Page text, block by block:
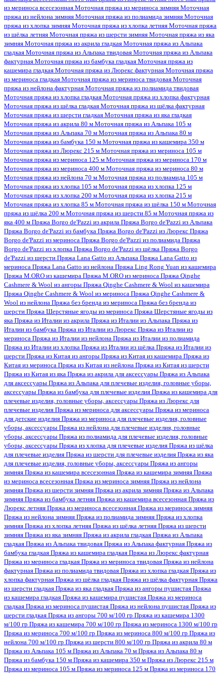
из мериноса всесезонная Моточная пряжа из мериноса зимняя Моточная
пряжа из нейлона зимняя Моточная пряжа из полиамида зимняя Моточная
пряжа из хлопка зимняя Моточная пряжа из хлопка летняя Моточная пряжа
из шёлка летняя Моточная пряжа из шерсти зимняя Моточная пряжа из яка
зимняя Моточная пряжа из акрила гладкая Моточная пряжа из Альпака
гладкая Моточная пряжа из Альпака твидовая Моточная пряжа из Альпака
фактурная Моточная пряжа из бамбука гладкая Моточная пряжа из
кашемира гладкая Моточная пряжа из Люрекс фактурная Моточная пряжа
из мериноса гладкая Моточная пряжа из мериноса твидовая Моточная
пряжа из нейлона фактурная Моточная пряжа из полиамида твидовая
Моточная пряжа из хлопка гладкая Моточная пряжа из хлопка фактурная
Моточная пряжа из шёлка гладкая Моточная пряжа из шёлка фактурная
Моточная пряжа из шерсти гладкая Моточная пряжа из яка гладкая
Моточная пряжа из акрила 80 м Моточная пряжа из Альпака 105 м
Моточная пряжа из Альпака 70 м Моточная пряжа из Альпака 80 м
Моточная пряжа из бамбука 150 м Моточная пряжа из кашемира 350 м
Моточная пряжа из Люрекс 215 м Моточная пряжа из мериноса 105 м
Моточная пряжа из мериноса 125 м Моточная пряжа из мериноса 170 м
Моточная пряжа из мериноса 400 м Моточная пряжа из мериноса 80 м
Моточная пряжа из нейлона 70 м Моточная пряжа из полиамида 105 м
Моточная пряжа из хлопка 105 м Моточная пряжа из хлопка 125 м
Моточная пряжа из хлопка 200 м Моточная пряжа из хлопка 215 м
Моточная пряжа из хлопка 85 м Моточная пряжа из шёлка 150 м Моточная
пряжа из шёлка 200 м Моточная пряжа из шерсти 85 м Моточная пряжа из
яка 400 м Пряжа Borgo de'Pazzi из акрила Пряжа Borgo de'Pazzi из Альпака
Пряжа Borgo de'Pazzi из бамбука Пряжа Borgo de'Pazzi из Люрекс Пряжа
Borgo de'Pazzi из мериноса Пряжа Borgo de'Pazzi из полиамида Пряжа
Borgo de'Pazzi из хлопка Пряжа Borgo de'Pazzi из шёлка Пряжа Borgo
de'Pazzi из шерсти Пряжа Lana Gatto из Альпака Пряжа Lana Gatto из
мериноса Пряжа Lana Gatto из нейлона Пряжа Ling Rong Yuan из кашемира
Пряжа M.ORO из кашемира Пряжа M.ORO из мериноса Пряжа Qinghe
Cashmere & Wool из ангоры Пряжа Qinghe Cashmere & Wool из кашемира
Пряжа Qinghe Cashmere & Wool из мериноса Пряжа Qinghe Cashmere &
Wool из нейлона Пряжа без бренда из мериноса Пряжа без бренда из
шерсти Пряжа Шерстяные ягоды из мериноса Пряжа Шерстяные ягоды из
яка Пряжа из Италии из акрила Пряжа из Италии из Альпака Пряжа из
Италии из бамбука Пряжа из Италии из Люрекс Пряжа из Италии из
мериноса Пряжа из Италии из нейлона Пряжа из Италии из полиамида
Пряжа из Италии из хлопка Пряжа из Италии из шёлка Пряжа из Италии из
шерсти Пряжа из Китая из ангоры Пряжа из Китая из кашемира Пряжа из
Китая из мериноса Пряжа из Китая из нейлона Пряжа из Китая из шерсти
Пряжа из Китая из яка Пряжа из акрила для аксессуары Пряжа из Альпака
для аксессуары Пряжа из Альпака для плечевые изделия, головные уборы,
аксессуары Пряжа из бамбука для плечевые изделия Пряжа из кашемира для
плечевые изделия, головные уборы, аксессуары Пряжа из Люрекс для
плечевые изделия Пряжа из мериноса для аксессуары Пряжа из мериноса
для детские изделия Пряжа из мериноса для плечевые изделия, головные
уборы, аксессуары Пряжа из нейлона для плечевые изделия, головные
уборы, аксессуары Пряжа из полиамида для плечевые изделия, головные
уборы, аксессуары Пряжа из хлопка для плечевые изделия Пряжа из шёлка
для плечевые изделия Пряжа из шерсти для плечевые изделия Пряжа из яка
для плечевые изделия, головные уборы, аксессуары Пряжа из ангоры
зимняя Пряжа из кашемира всесезонная Пряжа из кашемира зимняя Пряжа
из мериноса всесезонная Пряжа из мериноса зимняя Пряжа из нейлона
зимняя Пряжа из шерсти зимняя Пряжа из акрила зимняя Пряжа из Альпака
зимняя Пряжа из бамбука летняя Пряжа из кашемира всесезонная Пряжа из
Люрекс летняя Пряжа из мериноса всесезонная Пряжа из мериноса зимняя
Пряжа из нейлона зимняя Пряжа из полиамида зимняя Пряжа из хлопка
зимняя Пряжа из хлопка летняя Пряжа из шёлка летняя Пряжа из шерсти
зимняя Пряжа из яка зимняя Пряжа из акрила гладкая Пряжа из Альпака
гладкая Пряжа из Альпака твидовая Пряжа из Альпака фактурная Пряжа из
бамбука гладкая Пряжа из кашемира гладкая Пряжа из Люрекс фактурная
Пряжа из мериноса гладкая Пряжа из мериноса твидовая Пряжа из нейлона
фактурная Пряжа из полиамида твидовая Пряжа из хлопка гладкая Пряжа из
хлопка фактурная Пряжа из шёлка гладкая Пряжа из шёлка фактурная Пряжа
из шерсти гладкая Пряжа из яка гладкая Пряжа из ангоры пушистая Пряжа
из кашемира гладкая Пряжа из кашемира пушистая Пряжа из мериноса
гладкая Пряжа из мериноса пушистая Пряжа из нейлона пушистая Пряжа из
шерсти гладкая Пряжа из ангоры 700 м/100 гр Пряжа из кашемира 1300
м/100 гр Пряжа из кашемира 700 м/100 гр Пряжа из мериноса 1300 м/100 гр
Пряжа из мериноса 700 м/100 гр Пряжа из мериноса 800 м/100 гр Пряжа из
нейлона 700 м/100 гр Пряжа из шерсти 800 м/100 гр Пряжа из акрила 80 м
Пряжа из Альпака 105 м Пряжа из Альпака 70 м Пряжа из Альпака 80 м
Пряжа из бамбука 150 м Пряжа из кашемира 350 м Пряжа из Люрекс 215 м
Пряжа из мериноса 105 м Пряжа из мериноса 125 м Пряжа из мериноса 170